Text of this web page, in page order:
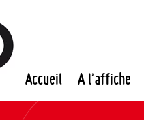
Accueil A l’affiche